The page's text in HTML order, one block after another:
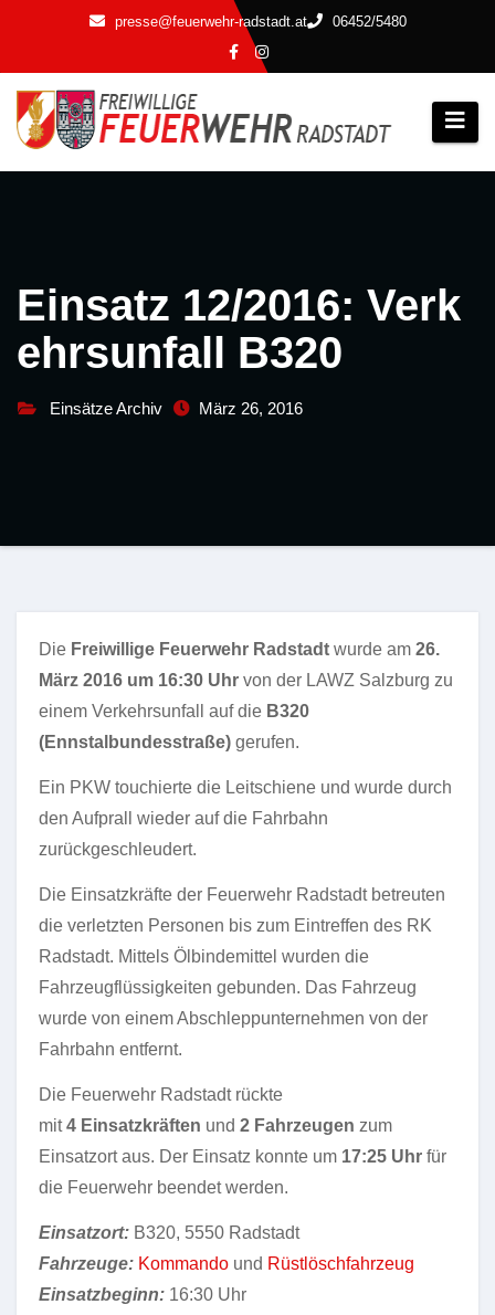
springen
presse@feuerwehr-radstadt.at 06452/5480
Einsatz 12/2016: Verk
ehrsunfall B320
Einsätze Archiv März 26, 2016
Die Freiwillige Feuerwehr Radstadt wurde am 26.
März 2016 um 16:30 Uhr von der LAWZ Salzburg zu
einem Verkehrsunfall auf die B320
(Ennstalbundesstraße) gerufen.
Ein PKW touchierte die Leitschiene und wurde durch
den Aufprall wieder auf die Fahrbahn
zurückgeschleudert.
Die Einsatzkräfte der Feuerwehr Radstadt betreuten
die verletzten Personen bis zum Eintreffen des RK
Radstadt. Mittels Ölbindemittel wurden die
Fahrzeugflüssigkeiten gebunden. Das Fahrzeug
wurde von einem Abschleppunternehmen von der
Fahrbahn entfernt.
Die Feuerwehr Radstadt rückte
mit4 Einsatzkräften und 2 Fahrzeugen zum
Einsatzort aus. Der Einsatz konnte um 17:25 Uhr für
die Feuerwehr beendet werden.
Einsatzort: B320, 5550 Radstadt
Fahrzeuge: Kommando und Rüstlöschfahrzeug
Einsatzbeginn: 16:30 Uhr